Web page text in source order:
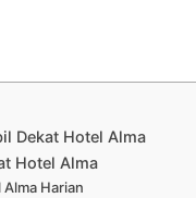
Dekat Hotel Alma
Hotel Alma
Harian